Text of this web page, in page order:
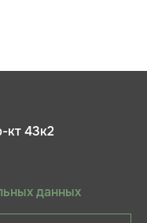
кт 43к2
данных